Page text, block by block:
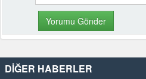
DİĞER HABERLER